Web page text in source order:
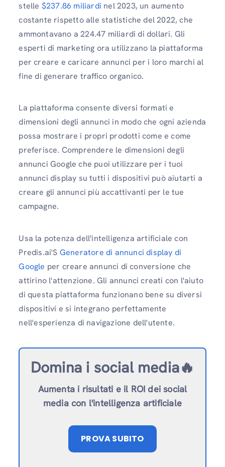
stelle $237.86 miliardi nel 2023, un aumento
costante rispetto alle statistiche del 2022, che
ammontavano a 224.47 miliardi di dollari. Gli
esperti di marketing ora utilizzano la piattaforma
per creare e caricare annunci per i loro marchi al
fine di generare traffico organico.
La piattaforma consente diversi formati e
dimensioni degli annunci in modo che ogni azienda
possa mostrare i propri prodotti come e come
preferisce. Comprendere le dimensioni degli
annunci Google che puoi utilizzare per i tuoi
annunci display su tutti i dispositivi può aiutarti a
creare gli annunci più accattivanti per le tue
campagne.
Usa la potenza dell'intelligenza artificiale con
Predis.ai'S Generatore di annunci display di
Google per creare annunci di conversione che
attirino l'attenzione. Gli annunci creati con l'aiuto
di questa piattaforma funzionano bene su diversi
dispositivi e si integrano perfettamente
nell'esperienza di navigazione dell'utente.
Domina i social media🔥
Aumenta i risultati e il ROI dei social
media con l'intelligenza artificiale
PROVA SUBITO